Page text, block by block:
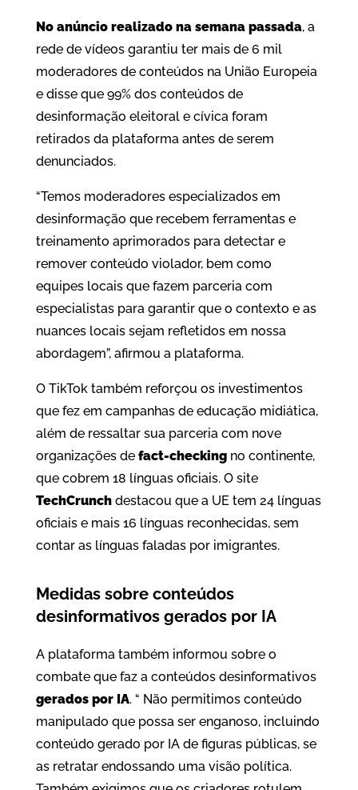
No anúncio realizado na semana passada, a
rede de vídeos garantiu ter mais de 6 mil
moderadores de conteúdos na União Europeia
e disse que 99% dos conteúdos de
desinformação eleitoral e cívica foram
retirados da plataforma antes de serem
denunciados.
“Temos moderadores especializados em
desinformação que recebem ferramentas e
treinamento aprimorados para detectar e
remover conteúdo violador, bem como
equipes locais que fazem parceria com
especialistas para garantir que o contexto e as
nuances locais sejam refletidos em nossa
abordagem”, afirmou a plataforma.
O TikTok também reforçou os investimentos
que fez em campanhas de educação midiática,
além de ressaltar sua parceria com nove
organizações de fact-checkingno continente,
que cobrem 18 línguas oficiais. O site
TechCrunchdestacou que a UE tem 24 línguas
oficiais e mais 16 línguas reconhecidas, sem
contar as línguas faladas por imigrantes.
Medidas sobre conteúdos
desinformativos gerados por IA
A plataforma também informou sobre o
combate que faz a conteúdos desinformativos
gerados por IA. “ Não permitimos conteúdo
manipulado que possa ser enganoso, incluindo
conteúdo gerado por IA de figuras públicas, se
as retratar endossando uma visão política.